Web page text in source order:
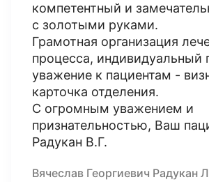
компетентный и
с золотыми руками.
Грамотная организация
процесса, индивидуальный
уважение к пациентам -
карточка отделения.
С огромным уважением и
признательностью, Ваш
Радукан В.Г.
Вячеслав Георгиевич Радукан